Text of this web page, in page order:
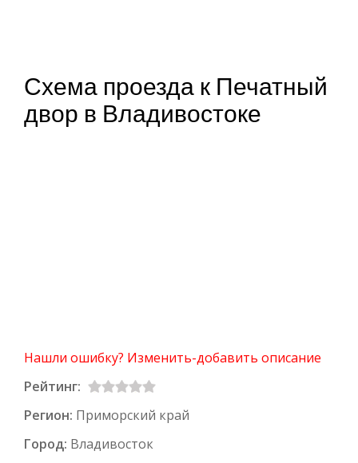
Схема проезда к Печатный
двор в Владивостоке
Нашли ошибку? Изменить-добавить описание
Рейтинг:
Регион: Приморский край
Город: Владивосток